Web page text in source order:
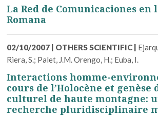
La Red de Comunicaciones en
Romana
02/10/2007 | OTHERS SCIENTIFIC |
Riera, S.; Palet, J.M. Orengo, H.; Euba, I.
Interactions homme-
cours de l’Holocène et genèse
culturel de haute montagne:
recherche pluridisciplinaire